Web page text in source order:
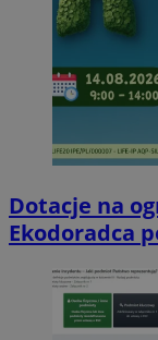
Dotacje na
Ekodoradca